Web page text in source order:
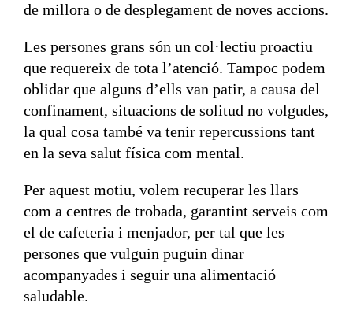
de millora o de desplegament de noves accions.
Les persones grans són un col·lectiu proactiu
que requereix de tota l’atenció. Tampoc podem
oblidar que alguns d’ells van patir, a causa del
confinament, situacions de solitud no volgudes,
la qual cosa també va tenir repercussions tant
en la seva salut física com mental.
Per aquest motiu, volem recuperar les llars
com a centres de trobada, garantint serveis com
el de cafeteria i menjador, per tal que les
persones que vulguin puguin dinar
acompanyades i seguir una alimentació
saludable.